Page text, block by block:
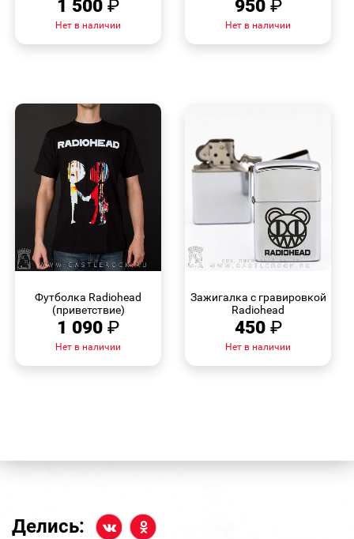
1 500 ₽
Нет в наличии
950 ₽
Нет в наличии
Футболка Radiohead
(приветствие)
1 090 ₽
Нет в наличии
Зажигалка с гравировкой
Radiohead
450 ₽
Нет в наличии
Делись: